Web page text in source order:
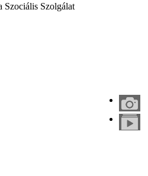
Szociális Szolgálat